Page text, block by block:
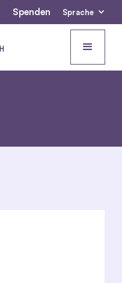
Spenden Sprache